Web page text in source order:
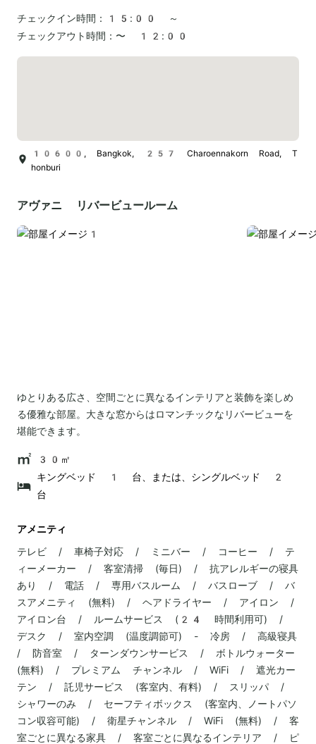
チェックイン時間：
15:00 ～
チェックアウト時間： 〜 12:00
10600, Bangkok, 257 Charoennakorn Road, T
honburi
アヴァニ リバービュールーム
ゆとりある広さ、空間ごとに異なるインテリアと装飾を楽しめ
る優雅な部屋。大きな窓からはロマンチックなリバービューを
堪能できます。
30㎡
キングベッド 1 台、または、シングルベッド 2
台
アメニティ
テレビ / 車椅子対応 / ミニバー / コーヒー / テ
ィーメーカー / 客室清掃 (毎日) / 抗アレルギーの寝具
あり / 電話 / 専用バスルーム / バスローブ / バ
スアメニティ (無料) / ヘアドライヤー / アイロン /
アイロン台 / ルームサービス (24 時間利用可) /
デスク / 室内空調 (温度調節可) - 冷房 / 高級寝具
/ 防音室 / ターンダウンサービス / ボトルウォーター
(無料) / プレミアム チャンネル / WiFi / 遮光カー
テン / 託児サービス (客室内、有料) / スリッパ /
シャワーのみ / セーフティボックス (客室内、ノートパソ
コン収容可能) / 衛星チャンネル / WiFi (無料) / 客
室ごとに異なる家具 / 客室ごとに異なるインテリア / ピ